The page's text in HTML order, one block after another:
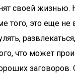
своей
это еще
что может
заговоров.